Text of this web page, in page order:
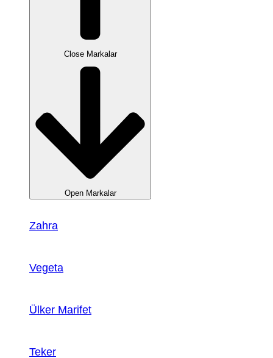
Close Markalar
Open Markalar
Zahra
Vegeta
Ülker Marifet
Teker